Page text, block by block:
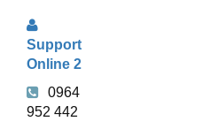
Support
Online 2
0964
952 442